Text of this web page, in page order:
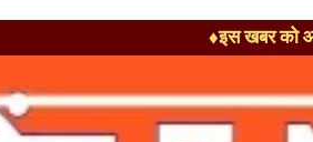
♦इस खबर को